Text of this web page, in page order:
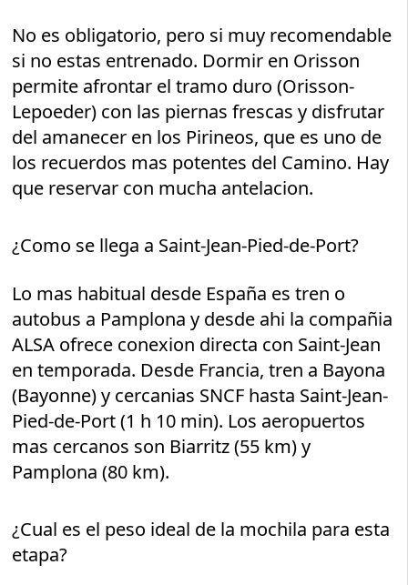
No es obligatorio, pero si muy recomendable
si no estas entrenado. Dormir en Orisson
permite afrontar el tramo duro (Orisson-
Lepoeder) con las piernas frescas y disfrutar
del amanecer en los Pirineos, que es uno de
los recuerdos mas potentes del Camino. Hay
que reservar con mucha antelacion.
¿Como se llega a Saint-Jean-Pied-de-Port?
Lo mas habitual desde España es tren o
autobus a Pamplona y desde ahi la compañia
ALSA ofrece conexion directa con Saint-Jean
en temporada. Desde Francia, tren a Bayona
(Bayonne) y cercanias SNCF hasta Saint-Jean-
Pied-de-Port (1 h 10 min). Los aeropuertos
mas cercanos son Biarritz (55 km) y
Pamplona (80 km).
¿Cual es el peso ideal de la mochila para esta
etapa?